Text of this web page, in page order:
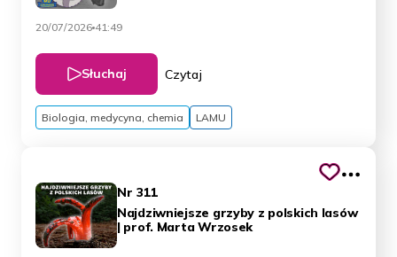
20/07/2026 41:49
Słuchaj Czytaj
Biologia, medycyna, chemia LAMU
Nr 311
Najdziwniejsze grzyby z polskich lasów
| prof. Marta Wrzosek